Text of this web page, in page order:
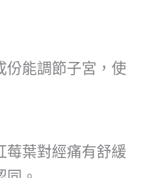
份能調節子宮，使
莓葉對經痛有舒緩